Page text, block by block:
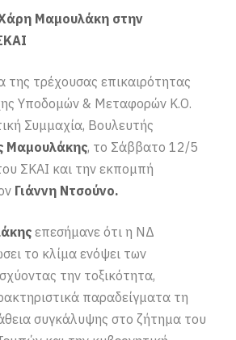
Μαμουλάκη στην
της τρέχουσας επικαιρότητας
Υποδομών & Μεταφορών Κ.Ο.
Συμμαχία, Βουλευτής
Μαμουλάκης, το Σάββατο 12/5
ΣΚΑΙ και την εκπομπή
Γιάννη Ντσούνο.
επεσήμανε ότι η ΝΔ
το κλίμα ενόψει των
την τοξικότητα,
παραδείγματα τη
συγκάλυψης στο ζήτημα του